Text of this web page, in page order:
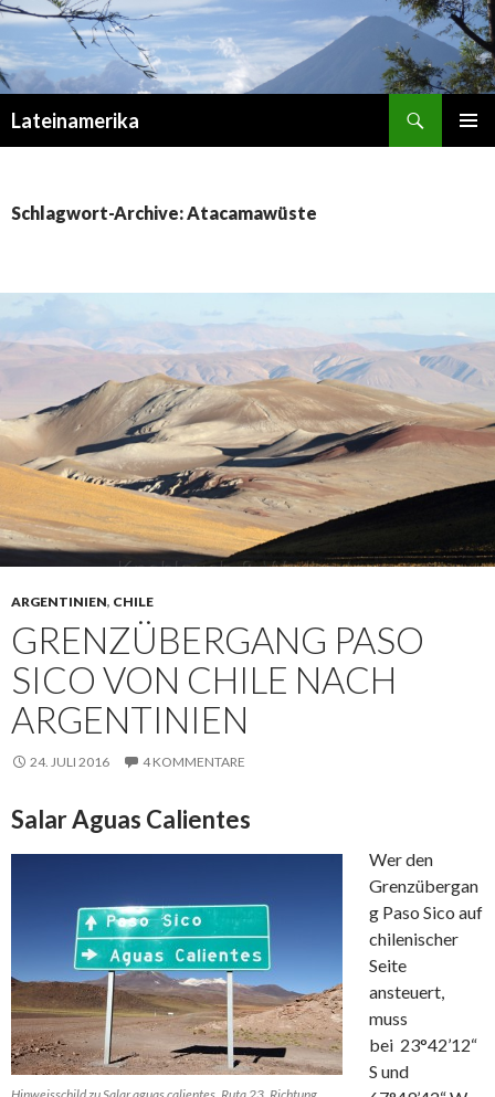
Lateinamerika
Schlagwort-Archive: Atacamawüste
ARGENTINIEN, CHILE
GRENZÜBERGANG PASO
SICO VON CHILE NACH
ARGENTINIEN
24. JULI 2016 4 KOMMENTARE
Salar Aguas Calientes
Wer den
Grenzübergan
g Paso Sico auf
chilenischer
Seite
ansteuert,
muss
bei 23°42’12“
S und